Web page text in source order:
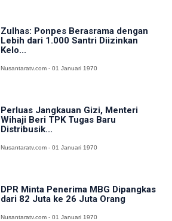
Zulhas: Ponpes Berasrama dengan
Lebih dari 1.000 Santri Diizinkan
Kelo...
Nusantaratv.com - 01 Januari 1970
Perluas Jangkauan Gizi, Menteri
Wihaji Beri TPK Tugas Baru
Distribusik...
Nusantaratv.com - 01 Januari 1970
DPR Minta Penerima MBG Dipangkas
dari 82 Juta ke 26 Juta Orang
Nusantaratv.com - 01 Januari 1970